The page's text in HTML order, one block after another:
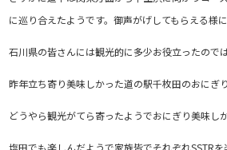
に巡り合えたようです。御声がげしてもらえる様
石川県の皆さんには観光的に多少お役立ったので
昨年立ち寄り美味しかった道の駅千枚田のおにぎ
どうやら観光がてら寄ったようでおにぎり美味し
塩田でも楽しんだようで家族皆でそれぞれSSTR